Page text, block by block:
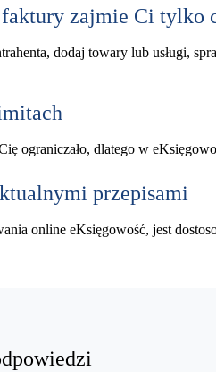
zajmie Ci tylko
dodaj towary lub usługi,
ograniczało, dlatego w
przepisami
online eKsięgowość, jest